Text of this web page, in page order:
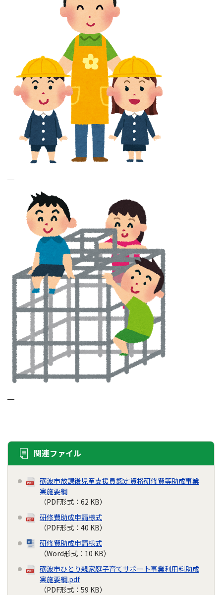
関連ファイル
砺波市放課後児童支援員認定資格研修費等助成事業
実施要綱
（PDF形式：62 KB）
研修費助成申請様式
（PDF形式：40 KB）
研修費助成申請様式
（Word形式：10 KB）
砺波市ひとり親家庭子育てサポート事業利用料助成
実施要綱.pdf
（PDF形式：59 KB）